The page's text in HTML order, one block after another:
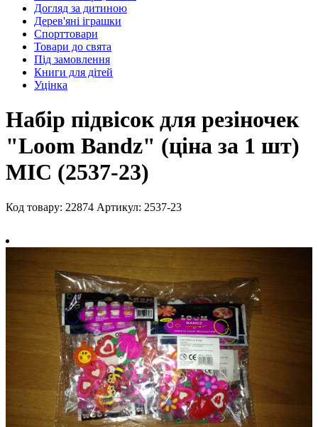
Догляд за дитиною
Дерев'яні іграшки
Спорттовари
Товари до свята
Під замовлення
Книги для дітей
Уцінка
Набір підвісок для резіночек
"Loom Bandz" (ціна за 1 шт)
MIC (2537-23)
Код товару: 22874 Артикул: 2537-23